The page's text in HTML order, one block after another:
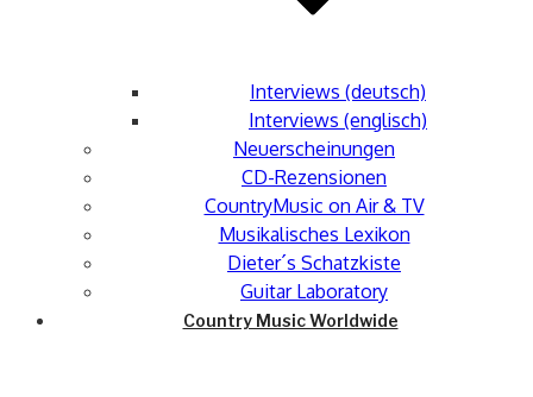
Interviews (deutsch)
Interviews (englisch)
Neuerscheinungen
CD-Rezensionen
CountryMusic on Air & TV
Musikalisches Lexikon
Dieter´s Schatzkiste
Guitar Laboratory
Country Music Worldwide